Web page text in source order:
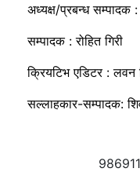
अध्यक्ष/प्रबन्ध सम्पादक :
सम्पादक : रोहित गिरी
क्रियटिभ एडिटर : लवन
सल्लाहकार-सम्पादक: